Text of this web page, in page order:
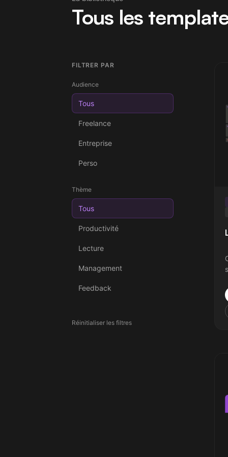
Tous les
FILTRER PAR
Audience
Tous
Freelance
Entreprise
Perso
Thème
Tous
Productivité
Lecture
Management
Feedback
Réinitialiser les filtres